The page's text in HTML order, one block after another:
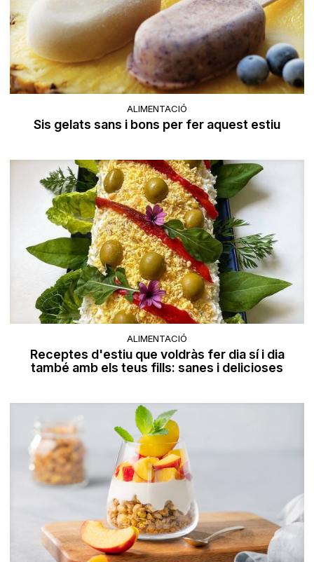
ALIMENTACIÓ
Sis gelats sans i bons per fer aquest estiu
ALIMENTACIÓ
Receptes d'estiu que voldràs fer dia sí i dia
també amb els teus fills: sanes i delicioses